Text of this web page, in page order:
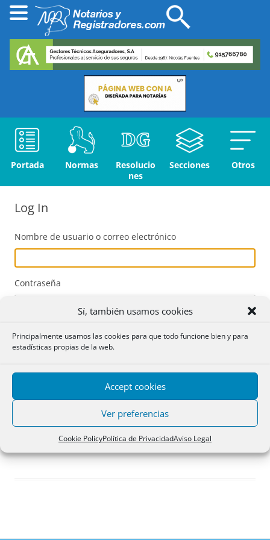
Sí, también usamos cookies
Principalmente usamos las cookies para que todo funcione bien y para
estadísticas propias de la web.
Accept cookies
Ver preferencias
Cookie PolicyPolítica de PrivacidadAviso Legal
Portada Normas
Resolucio
nes
Secciones Otros
Log In
Nombre de usuario o correo electrónico
Contraseña
Acceder
Registro
¿Has olvidado tu contraseña?